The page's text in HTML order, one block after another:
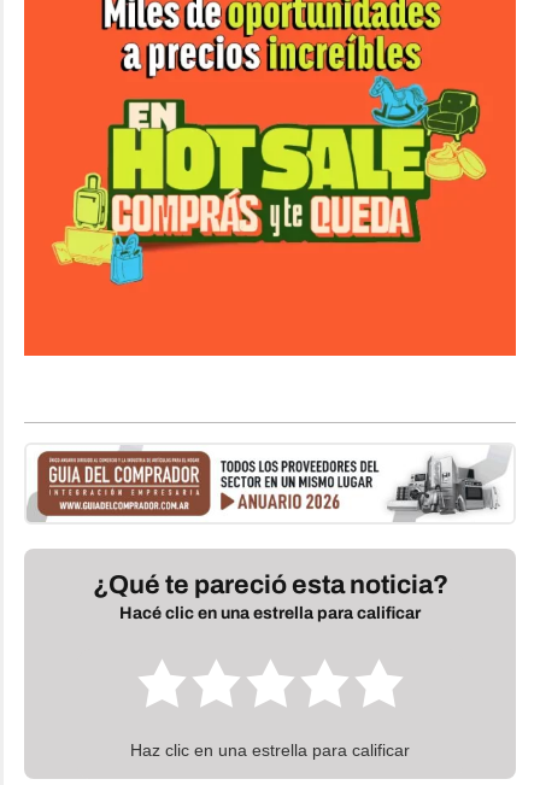
¿Qué te pareció esta noticia?
Hacé clic en una estrella para calificar
Haz clic en una estrella para calificar